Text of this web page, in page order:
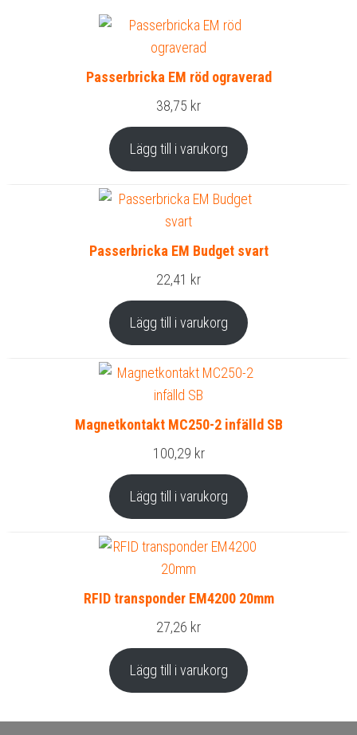
Passerbricka EM röd ograverad
38,75 kr
Lägg till i varukorg
Passerbricka EM Budget svart
22,41 kr
Lägg till i varukorg
Magnetkontakt MC250-2 infälld SB
100,29 kr
Lägg till i varukorg
RFID transponder EM4200 20mm
27,26 kr
Lägg till i varukorg